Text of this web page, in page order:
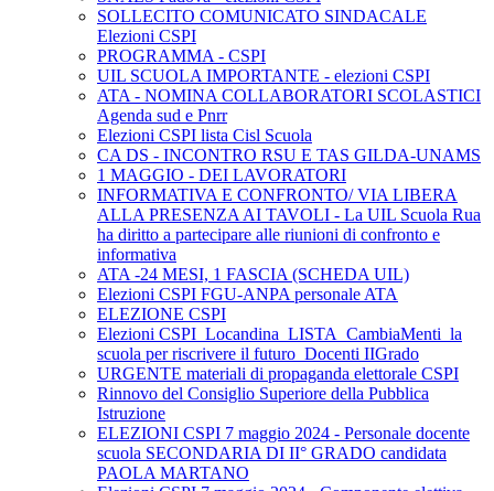
SOLLECITO COMUNICATO SINDACALE
Elezioni CSPI
PROGRAMMA - CSPI
UIL SCUOLA IMPORTANTE - elezioni CSPI
ATA - NOMINA COLLABORATORI SCOLASTICI
Agenda sud e Pnrr
Elezioni CSPI lista Cisl Scuola
CA DS - INCONTRO RSU E TAS GILDA-UNAMS
1 MAGGIO - DEI LAVORATORI
INFORMATIVA E CONFRONTO/ VIA LIBERA
ALLA PRESENZA AI TAVOLI - La UIL Scuola Rua
ha diritto a partecipare alle riunioni di confronto e
informativa
ATA -24 MESI, 1 FASCIA (SCHEDA UIL)
Elezioni CSPI FGU-ANPA personale ATA
ELEZIONE CSPI
Elezioni CSPI_Locandina_LISTA_CambiaMenti_la
scuola per riscrivere il futuro_Docenti IIGrado
URGENTE materiali di propaganda elettorale CSPI
Rinnovo del Consiglio Superiore della Pubblica
Istruzione
ELEZIONI CSPI 7 maggio 2024 - Personale docente
scuola SECONDARIA DI II° GRADO candidata
PAOLA MARTANO